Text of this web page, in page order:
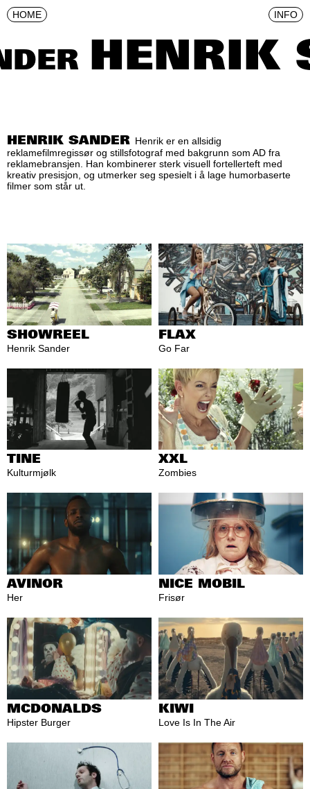
HENRIK
HENRIK SANDER Henrik er en allsidig
reklamefilmregissør og stillsfotograf med bakgrunn som AD fra
reklamebransjen. Han kombinerer sterk visuell fortellerteft med
kreativ presisjon, og utmerker seg spesielt i å lage humorbaserte
filmer som står ut.
SHOWREEL
Henrik Sander
FLAX
Go Far
TINE
Kulturmjølk
XXL
Zombies
AVINOR
Her
NICE MOBIL
Frisør
MCDONALDS
Hipster Burger
KIWI
Love Is In The Air
HOME INFO